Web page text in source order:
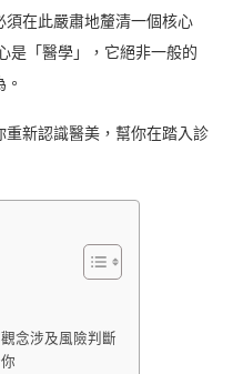
須在此嚴肅地釐清一個核心
是「醫學」，它絕非一般的
新認識醫美，幫你在踏入診
念涉及風險判斷